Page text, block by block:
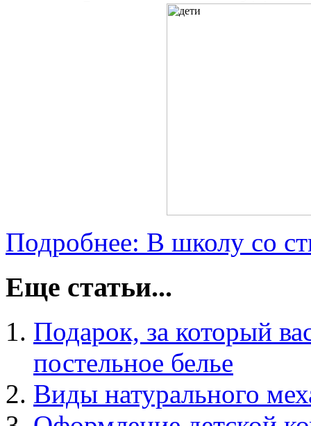
Подробнее: В школу со
Еще статьи...
Подарок, за который
постельное белье
Виды натурального